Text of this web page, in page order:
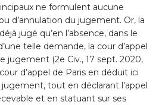
ne formulent aucune
d’annulation du jugement. Or, la
jugé qu’en l’absence, dans le
telle demande, la cour d’appel
jugement (2e Civ., 17 sept. 2020,
d’appel de Paris en déduit ici
tout en déclarant l’appel
et en statuant sur ses